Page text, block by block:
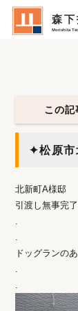
森下
Morishita
この記
✦松原
北新町A様邸
引渡し無事完
.
.
ドッグランの
.
.